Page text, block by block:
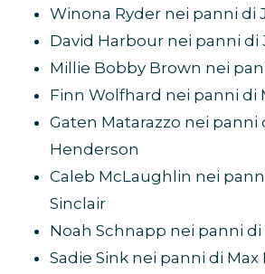
Winona Ryder nei panni di
David Harbour nei panni
Millie Bobby Brown nei
Finn Wolfhard nei panni di
Gaten Matarazzo nei panni
Henderson
Caleb McLaughlin nei
Sinclair
Noah Schnapp nei panni di
Sadie Sink nei panni di Max